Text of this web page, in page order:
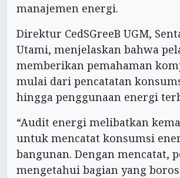
manajemen energi.
Direktur CedSGreeB UGM,
Utami, menjelaskan bahwa
memberikan pemahaman
mulai dari pencatatan
hingga penggunaan energi
“Audit energi melibatkan
untuk mencatat konsumsi
bangunan. Dengan mencatat,
mengetahui bagian yang